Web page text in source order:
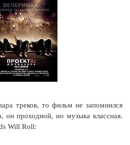
треков, то фильм не запомнился
проходной, но музыка классная.
Will Roll: